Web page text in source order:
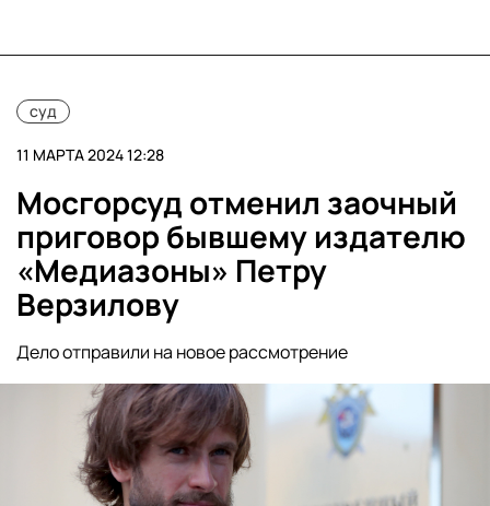
суд
11 МАРТА 2024 12:28
Мосгорсуд отменил заочный
приговор бывшему издателю
«Медиазоны» Петру
Верзилову
Дело отправили на новое рассмотрение